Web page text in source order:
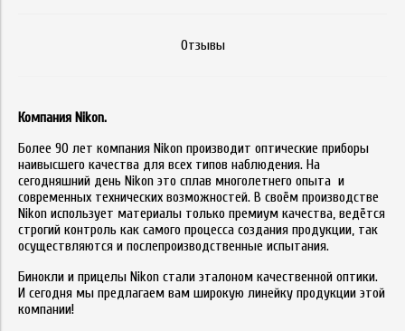
Отзывы
Компания Nikon.
Более 90 лет компания Nikon производит оптические приборы
наивысшего качества для всех типов наблюдения. На
сегодняшний день Nikon это сплав многолетнего опыта и
современных технических возможностей. В своём производстве
Nikon использует материалы только премиум качества, ведётся
строгий контроль как самого процесса создания продукции, так
осуществляются и послепроизводственные испытания.
Бинокли и прицелы Nikon стали эталоном качественной оптики.
И сегодня мы предлагаем вам широкую линейку продукции этой
компании!